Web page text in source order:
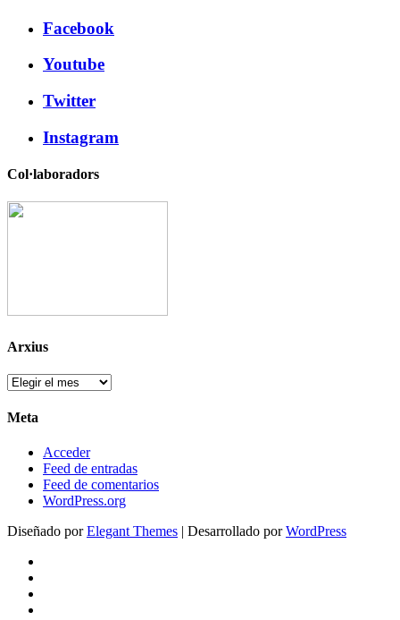
Facebook
Youtube
Twitter
Instagram
Col·laboradors
Arxius
Arxius
Meta
Acceder
Feed de entradas
Feed de comentarios
WordPress.org
Diseñado porElegant Themes | Desarrollado porWordPress